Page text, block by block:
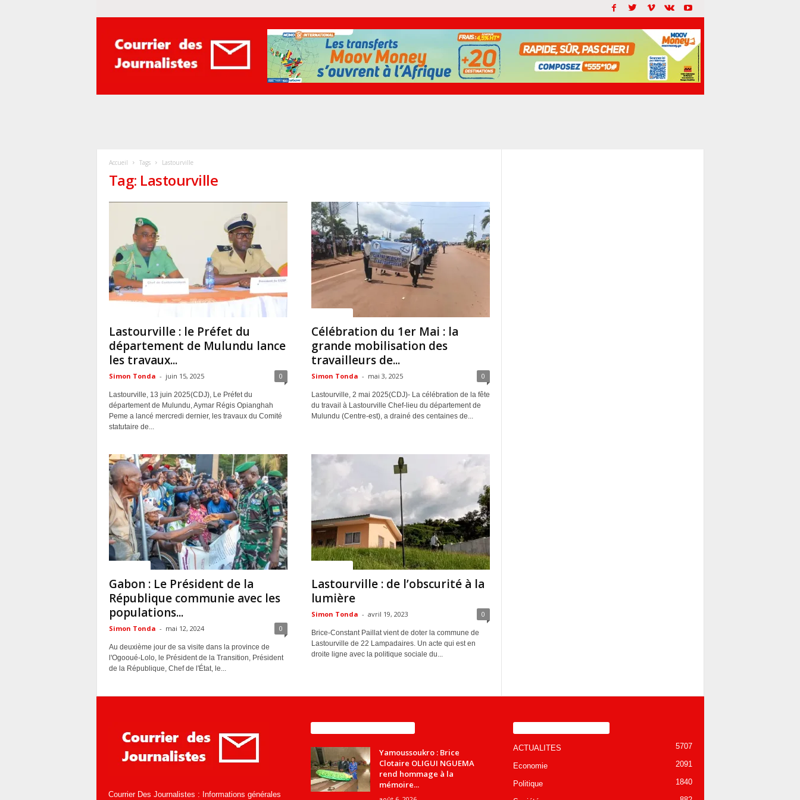
journalistes
Accueil Tags Lastourville
Tag: Lastourville
Lastourville : le Préfet du
département de Mulundu lance
les travaux...
Simon Tonda - juin 15, 2025 0
Lastourville, 13 juin 2025(CDJ), Le Préfet du
département de Mulundu, Aymar Régis Opianghah
Peme a lancé mercredi dernier, les travaux du Comité
statutaire de...
Célébration du 1er Mai : la
grande mobilisation des
travailleurs de...
Simon Tonda - mai 3, 2025 0
Lastourville, 2 mai 2025(CDJ)- La célébration de la fête
du travail à Lastourville Chef-lieu du département de
Mulundu (Centre-est), a drainé des centaines de...
Gabon : Le Président de la
République communie avec les
populations...
Simon Tonda - mai 12, 2024 0
Au deuxième jour de sa visite dans la province de
l'Ogooué-Lolo, le Président de la Transition, Président
de la République, Chef de l'État, le...
Lastourville : de l’obscurité à la
lumière
Simon Tonda - avril 19, 2023 0
Brice-Constant Paillat vient de doter la commune de
Lastourville de 22 Lampadaires. Un acte qui est en
droite ligne avec la politique sociale du...
Courrier Des Journalistes : Informations générales
Yamoussoukro : Brice
Clotaire OLIGUI NGUEMA
rend hommage à la
mémoire...
ACTUALITES 5707
Economie 2091
Politique 1840